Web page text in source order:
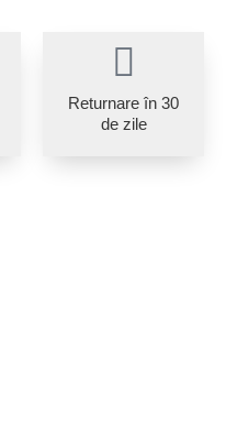
Returnare în 30
de zile